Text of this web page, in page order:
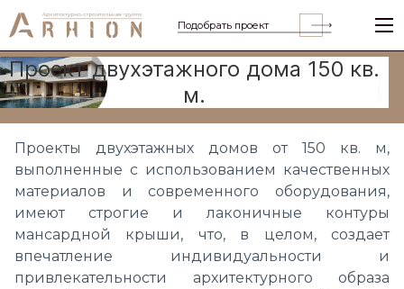
Подобрать проект
Проект двухэтажного дома 150 кв.
м.
Проекты двухэтажных домов от 150 кв. м,
выполненные с использованием качественных
материалов и современного оборудования,
имеют строгие и лаконичные контуры
мансардной крыши, что, в целом, создает
впечатление индивидуальности и
привлекательности архитектурного образа